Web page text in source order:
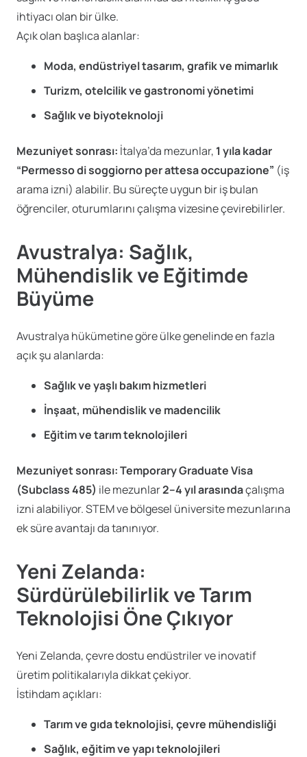
ihtiyacı olan bir ülke.
Açık olan başlıca alanlar:
Moda, endüstriyel tasarım, grafik ve mimarlık
Turizm, otelcilik ve gastronomi yönetimi
Sağlık ve biyoteknoloji
Mezuniyet sonrası: İtalya’da mezunlar, 1 yıla kadar
“Permesso di soggiorno per attesa occupazione” (iş
arama izni) alabilir. Bu süreçte uygun bir iş bulan
öğrenciler, oturumlarını çalışma vizesine çevirebilirler.
Avustralya: Sağlık,
Mühendislik ve Eğitimde
Büyüme
Avustralya hükümetine göre ülke genelinde en fazla
açık şu alanlarda:
Sağlık ve yaşlı bakım hizmetleri
İnşaat, mühendislik ve madencilik
Eğitim ve tarım teknolojileri
Mezuniyet sonrası:Temporary Graduate Visa
(Subclass 485) ile mezunlar2–4 yıl arasındaçalışma
izni alabiliyor. STEM ve bölgesel üniversite mezunlarına
ek süre avantajı da tanınıyor.
Yeni Zelanda:
Sürdürülebilirlik ve Tarım
Teknolojisi Öne Çıkıyor
Yeni Zelanda, çevre dostu endüstriler ve inovatif
üretim politikalarıyla dikkat çekiyor.
İstihdam açıkları:
Tarım ve gıda teknolojisi, çevre mühendisliği
Sağlık, eğitim ve yapı teknolojileri